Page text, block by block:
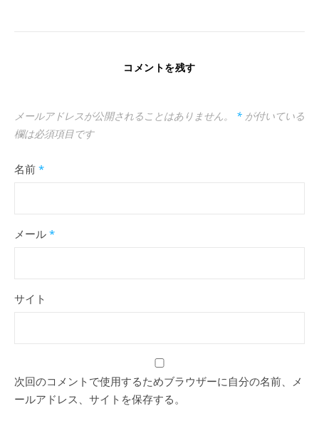
コメントを残す
メールアドレスが公開されることはありません。 * が付いている
欄は必須項目です
名前 *
メール *
サイト
次回のコメントで使用するためブラウザーに自分の名前、メ
ールアドレス、サイトを保存する。